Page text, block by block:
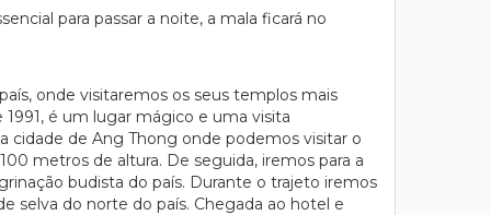
para passar a noite, a mala ficará no
onde visitaremos os seus templos mais
é um lugar mágico e uma visita
cidade de Ang Thong onde podemos visitar o
metros de altura. De seguida, iremos para a
budista do país. Durante o trajeto iremos
selva do norte do país. Chegada ao hotel e